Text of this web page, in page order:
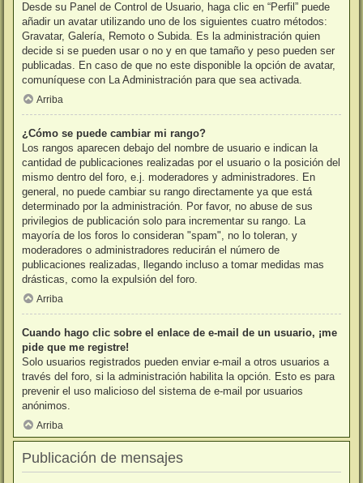
Desde su Panel de Control de Usuario, haga clic en “Perfil” puede
añadir un avatar utilizando uno de los siguientes cuatro métodos:
Gravatar, Galería, Remoto o Subida. Es la administración quien
decide si se pueden usar o no y en que tamaño y peso pueden ser
publicadas. En caso de que no este disponible la opción de avatar,
comuníquese con La Administración para que sea activada.
Arriba
¿Cómo se puede cambiar mi rango?
Los rangos aparecen debajo del nombre de usuario e indican la
cantidad de publicaciones realizadas por el usuario o la posición del
mismo dentro del foro, e.j. moderadores y administradores. En
general, no puede cambiar su rango directamente ya que está
determinado por la administración. Por favor, no abuse de sus
privilegios de publicación solo para incrementar su rango. La
mayoría de los foros lo consideran "spam", no lo toleran, y
moderadores o administradores reducirán el número de
publicaciones realizadas, llegando incluso a tomar medidas mas
drásticas, como la expulsión del foro.
Arriba
Cuando hago clic sobre el enlace de e-mail de un usuario, ¡me
pide que me registre!
Solo usuarios registrados pueden enviar e-mail a otros usuarios a
través del foro, si la administración habilita la opción. Esto es para
prevenir el uso malicioso del sistema de e-mail por usuarios
anónimos.
Arriba
Publicación de mensajes